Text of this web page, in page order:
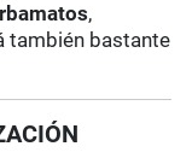
,
también bastante